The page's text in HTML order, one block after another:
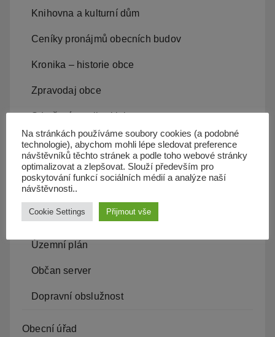
Knihovna a kulturní dům
Ceníky pronájmů obecních budov
Kronika – historie obce
Zpravodaj obce
Sdružení, spolky, kluby
ZŠ a MŠ Olbramice
Projekty v obci, záměry
Kam s odpadem
Kanalizace
Územní plán
Občan server
Dopravní obslužnost
Obecní úřad
Na stránkách používáme soubory cookies (a podobné
technologie), abychom mohli lépe sledovat preference
návštěvníků těchto stránek a podle toho webové stránky
optimalizovat a zlepšovat. Slouží především pro
poskytování funkcí sociálních médií a analýze naší
návštěvnosti..
Cookie Settings Přijmout vše